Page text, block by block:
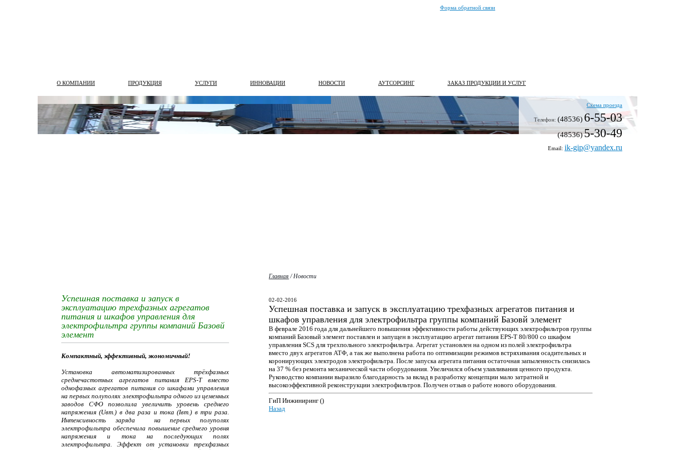
Форма обратной связи
О КОМПАНИИ ПРОДУКЦИЯ УСЛУГИ ИННОВАЦИИ НОВОСТИ АУТСОРСИНГ ЗАКАЗ ПРОДУКЦИИ И УСЛУГ
Схема проезда
Телефон: (48536) 6-55-03
(48536)5-30-49
Email: ik-gip@yandex.ru
Успешная поставка и запуск в
эксплуатацию трехфазных агрегатов
питания и шкафов управления для
электрофильтра группы компаний Базовй
элемент
Компактный, эффективный, экономичный!
Установка автоматизированных трёхфазных
среднечастотных агрегатов питания EPS-T вместо
однофазных агрегатов питания со шкафами управления
на первых полуполях электрофильтра одного из цеменных
заводов СФО позволила увеличить уровень среднего
напряжения (Uвт.) в два раза и тока (Iвт.) в три раза.
Интенсивность заряда на первых полуполях
электрофильтра обеспечила повышение среднего уровня
напряжения и тока на последующих полях
электрофильтра. Эффект от установки трехфазных
Главная /Новости
02-02-2016
Успешная поставка и запуск в эксплуатацию трехфазных агрегатов питания и
шкафов управления для электрофильтра группы компаний Базовй элемент
В феврале 2016 года для дальнейшего повышения эффективности работы действующих электрофильтров группы
компаний Базовый элемент поставлен и запущен в эксплуатацию агрегат питания EPS-T 80/800 со шкафом
управления SCS для трехпольного электрофильтра. Агрегат установлен на одном из полей электрофильтра
вместо двух агрегатов АТФ, а так же выполнена работа по оптимизации режимов встряхивания осадительных и
коронирующих электродов электрофильтра. После запуска агрегата питания остаточная запыленность снизилась
на 37 % без ремонта механической части оборудования. Увеличился объем улавливания ценного продукта.
Руководство компании выразило благодарность за вклад в разработку концепции мало затратной и
высокоэффективной реконструкции электрофильтров. Получен отзыв о работе нового оборудования.
ГиП Инжиниринг ()
Назад